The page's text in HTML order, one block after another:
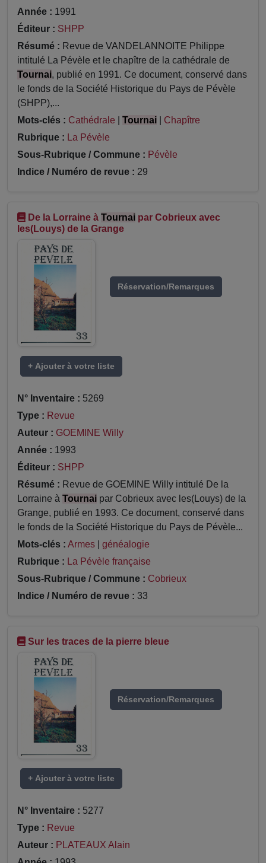
Année : 1991
Éditeur : SHPP
Résumé : Revue de VANDELANNOITE Philippe
intitulé La Pévèle et le chapître de la cathédrale de
Tournai, publié en 1991. Ce document, conservé dans
le fonds de la Société Historique du Pays de Pévèle
(SHPP),...
Mots-clés : Cathédrale Tournai
Chapître
Rubrique : La Pévèle
Sous-Rubrique / Commune : Pévèle
Indice / Numéro de revue : 29
De la Lorraine à Tournai par Cobrieux avec
les(Louys) de la Grange
Réservation/Remarques
+ Ajouter à votre liste
N° Inventaire : 5269
Type : Revue
Auteur : GOEMINE Willy
Année : 1993
Éditeur : SHPP
Résumé : Revue de GOEMINE Willy intitulé De la
Lorraine à Tournai par Cobrieux avec les(Louys) de la
Grange, publié en 1993. Ce document, conservé dans
le fonds de la Société Historique du Pays de Pévèle...
Mots-clés : Armes
généalogie
Rubrique : La Pévèle française
Sous-Rubrique / Commune : Cobrieux
Indice / Numéro de revue : 33
Sur les traces de la pierre bleue
Réservation/Remarques
+ Ajouter à votre liste
N° Inventaire : 5277
Type : Revue
Auteur : PLATEAUX Alain